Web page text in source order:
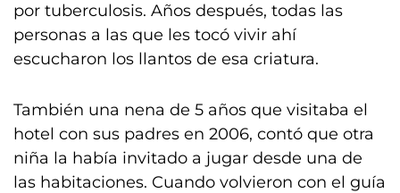
por tuberculosis. Años después, todas las
personas a las que les tocó vivir ahí
escucharon los llantos de esa criatura.
También una nena de 5 años que visitaba el
hotel con sus padres en 2006, contó que otra
niña la había invitado a jugar desde una de
las habitaciones. Cuando volvieron con el guía